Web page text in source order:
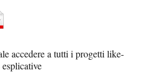
accedere a tutti i progetti like-